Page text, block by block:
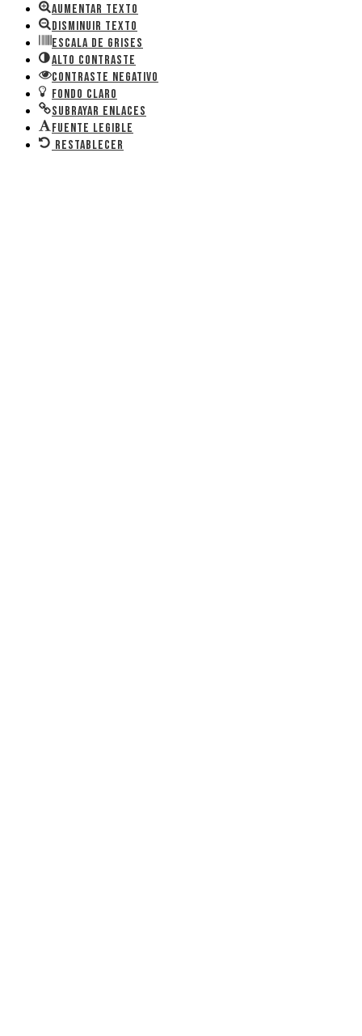
Aumentar texto
Disminuir texto
Escala de grises
Alto contraste
Contraste negativo
Fondo claro
Subrayar enlaces
Fuente legible
Restablecer